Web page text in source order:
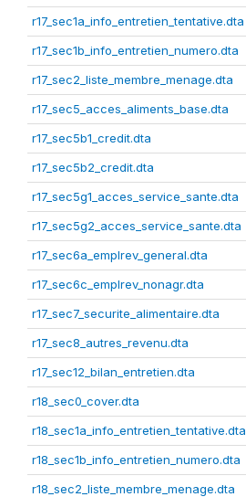
r17_sec1a_info_entretien_tentative.dta
r17_sec1b_info_entretien_numero.dta
r17_sec2_liste_membre_menage.dta
r17_sec5_acces_aliments_base.dta
r17_sec5b1_credit.dta
r17_sec5b2_credit.dta
r17_sec5g1_acces_service_sante.dta
r17_sec5g2_acces_service_sante.dta
r17_sec6a_emplrev_general.dta
r17_sec6c_emplrev_nonagr.dta
r17_sec7_securite_alimentaire.dta
r17_sec8_autres_revenu.dta
r17_sec12_bilan_entretien.dta
r18_sec0_cover.dta
r18_sec1a_info_entretien_tentative.dta
r18_sec1b_info_entretien_numero.dta
r18_sec2_liste_membre_menage.dta